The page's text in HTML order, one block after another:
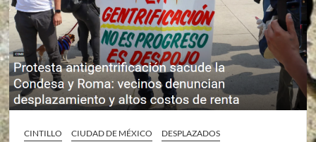
CINTILLO CIUDAD DE MÉXICO
DESPLAZADOS